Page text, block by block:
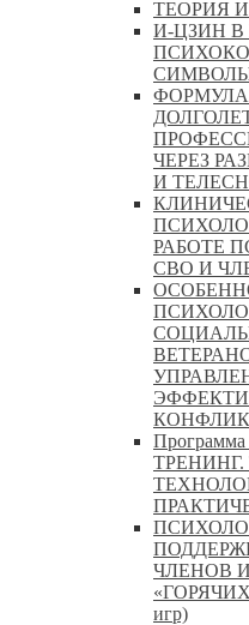
ТЕОРИЯ
И-ЦЗИН
ЧЕРЕЗ
И
РАБОТЕ
СВО И
ЧЛЕНОВ
«ГОРЯЧИХ
игр)